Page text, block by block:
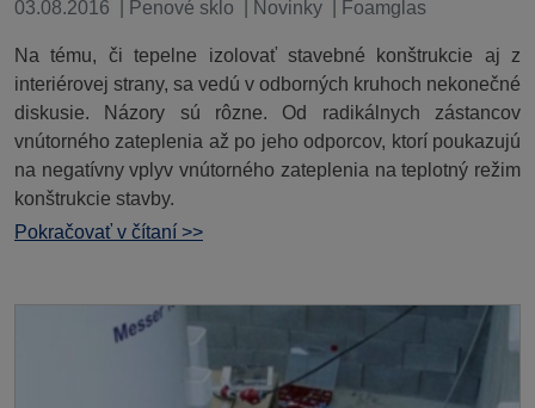
03.08.2016 Penové sklo Novinky Foamglas
Na tému, či tepelne izolovať stavebné konštrukcie aj z
interiérovej strany, sa vedú v odborných kruhoch nekonečné
diskusie. Názory sú rôzne. Od radikálnych zástancov
vnútorného zateplenia až po jeho odporcov, ktorí poukazujú
na negatívny vplyv vnútorného zateplenia na teplotný režim
konštrukcie stavby.
Pokračovať v čítaní >>